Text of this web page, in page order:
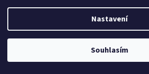
Nastavení
Souhlasím